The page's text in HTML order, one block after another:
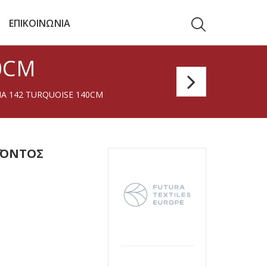
ΕΠΙΚΟΙΝΩΝΙΑ
142 TURQUOISE 140CM
101